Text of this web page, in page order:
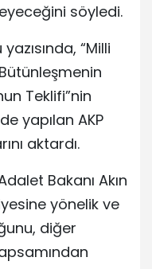
söyledi.
“Milli
Teklifi”nin
yapılan AKP
aktardı.
Bakanı Akın
yönelik ve
diğer